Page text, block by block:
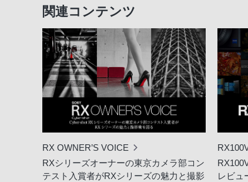
関連コンテンツ
RX OWNER’S VOICE
RXシリーズオーナーの東京カメラ部コン
テスト入賞者がRXシリーズの魅力と撮影
レビュ